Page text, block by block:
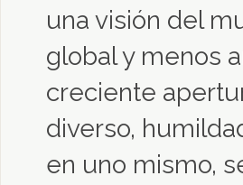
una visión del
global y menos
creciente
diverso,
en uno mismo,